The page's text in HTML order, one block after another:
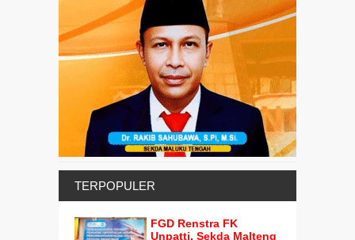
TERPOPULER
FGD Renstra FK
Unpatti, Sekda Malteng